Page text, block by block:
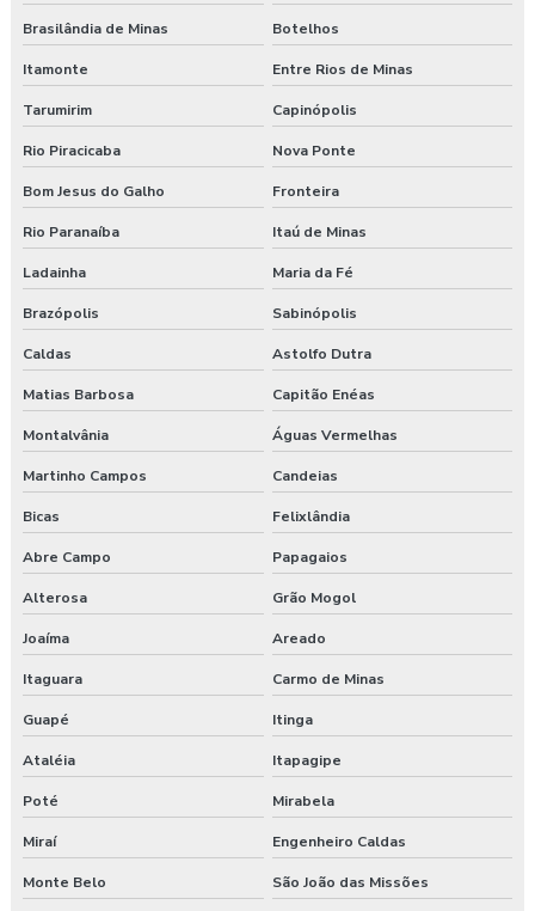
Brasilândia de Minas Botelhos
Itamonte Entre Rios de Minas
Tarumirim Capinópolis
Rio Piracicaba Nova Ponte
Bom Jesus do Galho Fronteira
Rio Paranaíba Itaú de Minas
Ladainha Maria da Fé
Brazópolis Sabinópolis
Caldas Astolfo Dutra
Matias Barbosa Capitão Enéas
Montalvânia Águas Vermelhas
Martinho Campos Candeias
Bicas Felixlândia
Abre Campo Papagaios
Alterosa Grão Mogol
Joaíma Areado
Itaguara Carmo de Minas
Guapé Itinga
Ataléia Itapagipe
Poté Mirabela
Miraí Engenheiro Caldas
Monte Belo São João das Missões